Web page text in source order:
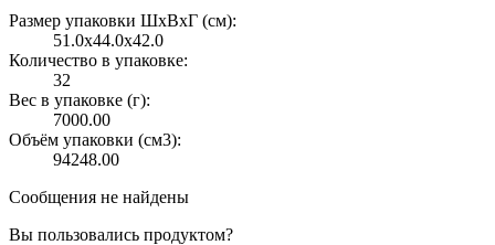
Размер упаковки ШxВxГ (см):
51.0x44.0x42.0
Количество в упаковке:
32
Вес в упаковке (г):
7000.00
Объём упаковки (см3):
94248.00
Сообщения не найдены
Вы пользовались продуктом?